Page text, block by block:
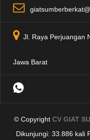
Jl. Raya Perjuangan
Jawa Barat
© Copyright CV GIAT
Dikunjungi: 33.886 kali